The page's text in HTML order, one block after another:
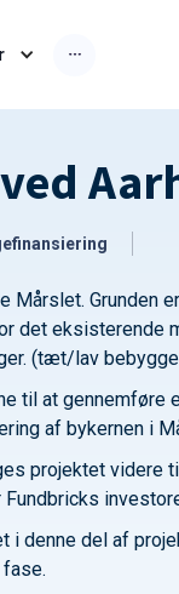
Grunden
det eksisterende
(tæt/lav
til at
af bykernen i
projektet videre
i denne del af